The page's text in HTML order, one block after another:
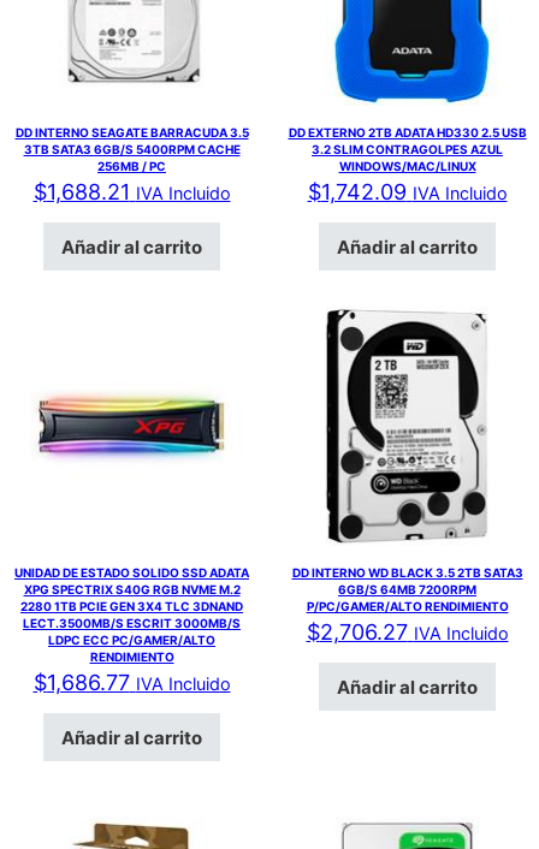
DD INTERNO SEAGATE BARRACUDA 3.5
3TB SATA3 6GB/S 5400RPM CACHE
256MB / PC
$1,688.21 IVA Incluido
Añadir al carrito
DD EXTERNO 2TB ADATA HD330 2.5 USB
3.2 SLIM CONTRAGOLPES AZUL
WINDOWS/MAC/LINUX
$1,742.09 IVA Incluido
Añadir al carrito
UNIDAD DE ESTADO SOLIDO SSD ADATA
XPG SPECTRIX S40G RGB NVME M.2
2280 1TB PCIE GEN 3X4 TLC 3DNAND
LECT.3500MB/S ESCRIT 3000MB/S
LDPC ECC PC/GAMER/ALTO
RENDIMIENTO
$1,686.77 IVA Incluido
Añadir al carrito
DD INTERNO WD BLACK 3.5 2TB SATA3
6GB/S 64MB 7200RPM
P/PC/GAMER/ALTO RENDIMIENTO
$2,706.27 IVA Incluido
Añadir al carrito